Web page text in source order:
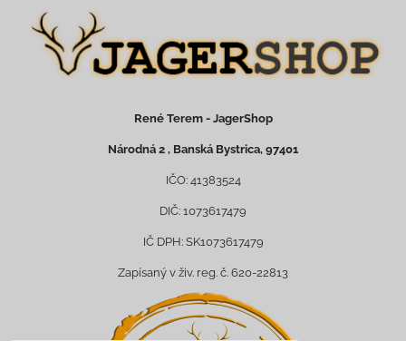
René Terem - JagerShop
Národná 2 , Banská Bystrica, 97401
IČO: 41383524
DIČ: 1073617479
IČ DPH: SK1073617479
Zapísaný v živ. reg. č. 620-22813